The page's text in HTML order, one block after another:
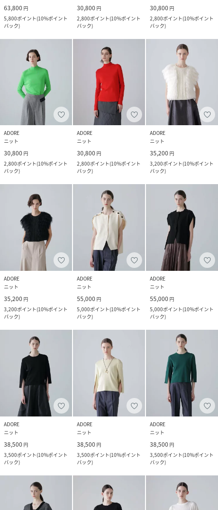
63,800 円
5,800ポイント(10%ポイント
バック)
30,800 円
2,800ポイント(10%ポイント
バック)
30,800 円
2,800ポイント(10%ポイント
バック)
ADORE
ニット
30,800 円
2,800ポイント(10%ポイント
バック)
ADORE
ニット
30,800 円
2,800ポイント(10%ポイント
バック)
ADORE
ニット
35,200 円
3,200ポイント(10%ポイント
バック)
ADORE
ニット
35,200 円
3,200ポイント(10%ポイント
バック)
ADORE
ニット
55,000 円
5,000ポイント(10%ポイント
バック)
ADORE
ニット
55,000 円
5,000ポイント(10%ポイント
バック)
ADORE
ニット
38,500 円
3,500ポイント(10%ポイント
バック)
ADORE
ニット
38,500 円
3,500ポイント(10%ポイント
バック)
ADORE
ニット
38,500 円
3,500ポイント(10%ポイント
バック)